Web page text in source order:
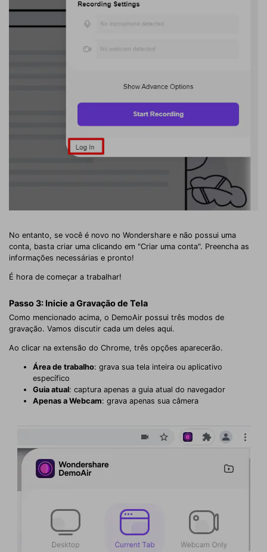
No entanto, se você é novo no Wondershare e não possui uma
conta, basta criar uma clicando em "Criar uma conta". Preencha as
informações necessárias e pronto!
É hora de começar a trabalhar!
Passo 3: Inicie a Gravação de Tela
Como mencionado acima, o DemoAir possui três modos de
gravação. Vamos discutir cada um deles aqui.
Ao clicar na extensão do Chrome, três opções aparecerão.
Área de trabalho: grava sua tela inteira ou aplicativo
específico
Guia atual: captura apenas a guia atual do navegador
Apenas a Webcam: grava apenas sua câmera